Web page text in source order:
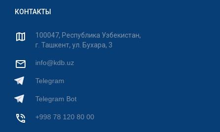
КОНТАКТЫ
100047, Республика Узбекистан,
г. Ташкент, ул. Бухара, 3
info@kdb.uz
Telegram
Telegram Bot
+998 78 120 80 00